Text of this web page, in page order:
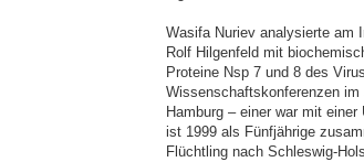
Wasifa Nuriev analysierte am
Rolf Hilgenfeld mit
Proteine Nsp 7 und 8 des
Wissenschaftskonferenzen
Hamburg – einer war mit
ist 1999 als Fünfjährige
Flüchtling nach Schleswig-